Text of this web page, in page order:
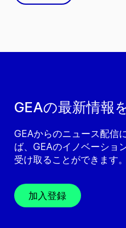
GEAの最新情報
GEAからのニュース配信
ば、GEAのイノベーショ
受け取ることができます。
加入登録